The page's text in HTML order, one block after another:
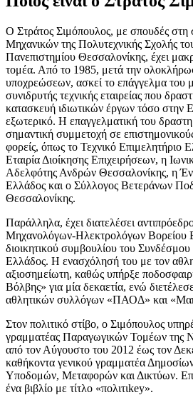
Ο Στράτος Σιμόπουλος, με σπουδές
Μηχανικών της Πολυτεχνικής Σχολής
Πανεπιστημίου Θεσσαλονίκης, έχει
τομέα. Από το 1985, μετά την
υποχρεώσεων, ασκεί το επάγγελμα του
συνιδρυτής τεχνικής εταιρείας που
κατασκευή ιδιωτικών έργων τόσο στην
εξωτερικό. Η επαγγελματική του
σημαντική συμμετοχή σε
φορείς, όπως το Τεχνικό Επιμελητήριο
Εταιρία Διοίκησης Επιχειρήσεων, η
Αδελφότης Ανδρών Θεσσαλονίκης, η
Ελλάδος και ο Σύλλογος Βετεράνων
Θεσσαλονίκης.
Παράλληλα, έχει διατελέσει
Μηχανολόγων-Ηλεκτρολόγων Βορείου
διοικητικού συμβουλίου του
Ελλάδος. Η ενασχόλησή του με τον
αξιοσημείωτη, καθώς υπήρξε
Βόλβης» για μία δεκαετία, ενώ
αθλητικών συλλόγων «ΠΑΟΔ» και
Στον πολιτικό στίβο, ο Σιμόπουλος
γραμματέας Παραγωγικών Τομέων της
από τον Αύγουστο του 2012 έως τον
καθήκοντα γενικού γραμματέα
Υποδομών, Μεταφορών και Δικτύων.
ένα βιβλίο με τίτλο «πολιτιkey».